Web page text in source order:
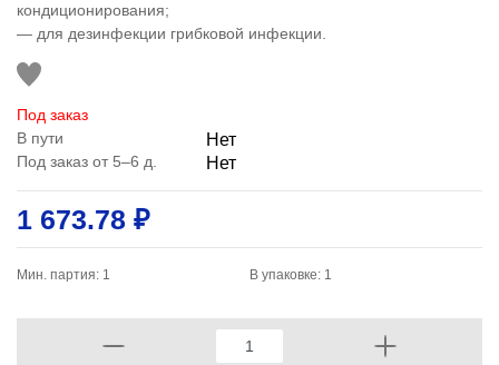
кондиционирования;
— для дезинфекции грибковой инфекции.
Под заказ
В пути
Нет
Под заказ от 5–6 д. Нет
1 673.78 ₽
Мин. партия: 1 В упаковке: 1